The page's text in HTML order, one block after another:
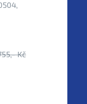
Kč